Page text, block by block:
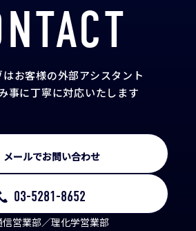
お客様の外部アシスタント
事に丁寧に対応いたします
メールでお問い合わせ
03-5281-8652
営業部／理化学営業部